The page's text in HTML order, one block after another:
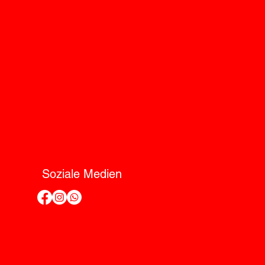
Soziale Medien